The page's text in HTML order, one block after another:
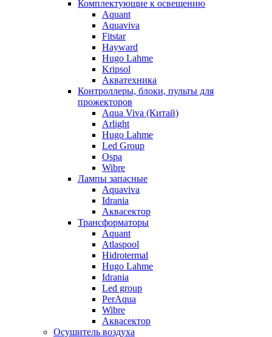
Комплектующие к освещению
Aquant
Aquaviva
Fitstar
Hayward
Hugo Lahme
Kripsol
Акватехника
Контроллеры, блоки, пульты для
прожекторов
Aqua Viva (Китай)
Arlight
Hugo Lahme
Led Group
Ospa
Wibre
Лампы запасные
Aquaviva
Idrania
Аквасектор
Трансформаторы
Aquant
Atlaspool
Hidrotermal
Hugo Lahme
Idrania
Led group
PerAqua
Wibre
Аквасектор
Осушитель воздуха